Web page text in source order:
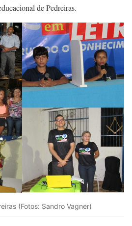
de Pedreiras.
(Fotos: Sandro Vagner)